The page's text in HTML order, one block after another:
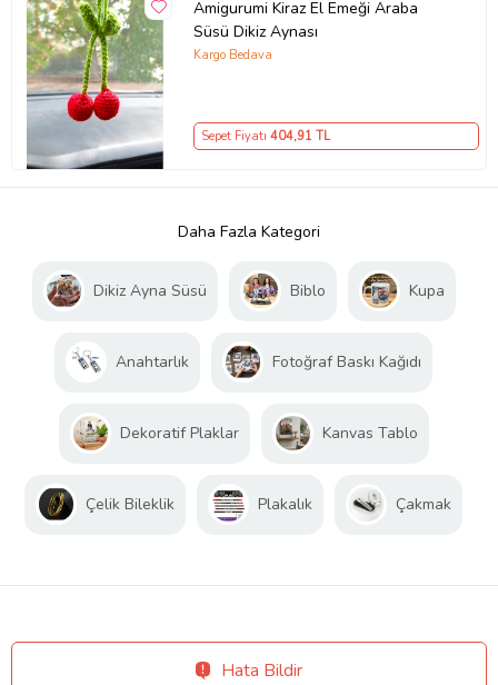
Amigurumi Kiraz El Emeği Araba
Süsü Dikiz Aynası
Kargo Bedava
Sepet Fiyatı 404,91 TL
Daha Fazla Kategori
Dikiz Ayna Süsü Biblo Kupa
Anahtarlık Fotoğraf Baskı Kağıdı
Dekoratif Plaklar Kanvas Tablo
Çelik Bileklik Plakalık Çakmak
Hata Bildir